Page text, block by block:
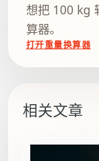
想把 100 kg
算器。
打开重量换算器
相关文章